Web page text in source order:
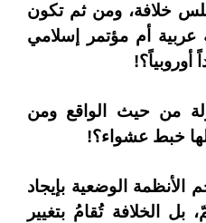
خلافة، ومن ثم تكون
عربية أم مؤتمر إسلامي
أوروبياً؟!
من حيث الواقع ومن
خبط عشواء؟!
الأنظمة الوضعية بإيجاد
بل الخلافة تُقامُ بتغيير